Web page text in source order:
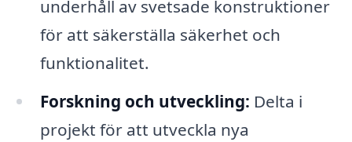
underhåll av svetsade konstruktioner
för att säkerställa säkerhet och
funktionalitet.
Forskning och utveckling: Delta i
projekt för att utveckla nya